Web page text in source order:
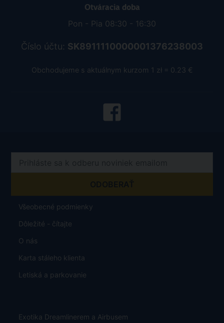
Otváracia doba
Pon - Pia 08:30 - 16:30
Číslo účtu: SK8911110000001376238003
Obchodujeme s aktuálnym kurzom 1 zł = 0.23 €
Všeobecné podmienky
Dôležité - čítajte
O nás
Karta stáleho klienta
Letiská a parkovanie
Exotika Dreamlinerem a Airbusem